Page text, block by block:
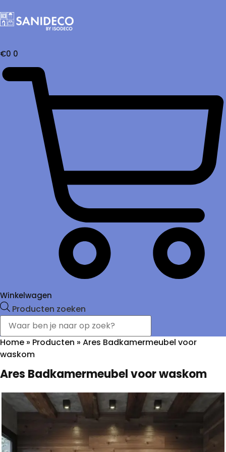
€0 0
Winkelwagen
Producten zoeken
Home » Producten » Ares Badkamermeubel voor
waskom
Ares Badkamermeubel voor waskom